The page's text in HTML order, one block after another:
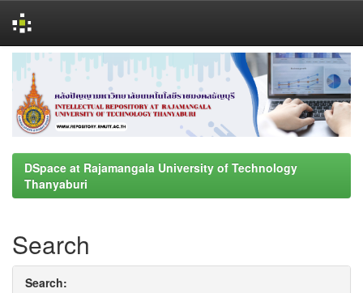
navigation
DSpace at Rajamangala University of Technology
Thanyaburi
Search
Search: